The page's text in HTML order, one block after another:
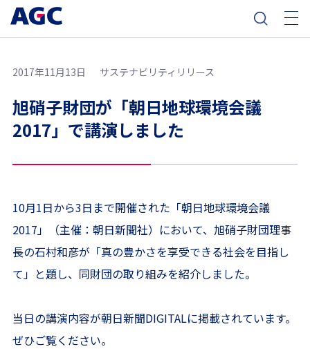
2017年11月13日 サステナビリティリリース
旭硝子財団が「朝日地球環境会議
2017」で講演しました
10月1日から3日まで開催された「朝日地球環境会議
2017」（主催：朝日新聞社）において、旭硝子財団理事
長の石村和彦が「真の豊かさを享受できる社会を目指し
て」と題し、同財団の取り組みを紹介しました。
当日の講演内容が朝日新聞DIGITALに掲載されています。
ぜひご覧ください。